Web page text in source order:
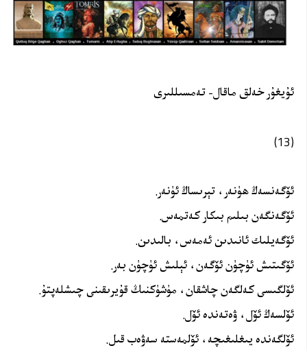
ئۇيغۇر خەلق ماقال- تەمسىللىرى
(13)
ئۆگەنسەڭ ھۈنەر، تېرىساڭ ئۈنەر.
ئۆگەنگەن بىلىم بىكار كەتمەس.
ئۆگەيلىك ئانىدىن ئەمەس، بالىدىن.
ئۆگىتىش ئۈچۈن ئۆگەن، ئېلىش ئۈچۈن بەر.
ئۆلگىسى كەلگەن چاشقان، مۈشۈكنىڭ قۇيرىقىنى چىشلەپتۇ.
ئۆلسەڭ ئۆل، ۋەتەندە ئۆل.
ئۆلگەندە يىغلىغىچە، ئۆلمەستە سەۋەب قىل.